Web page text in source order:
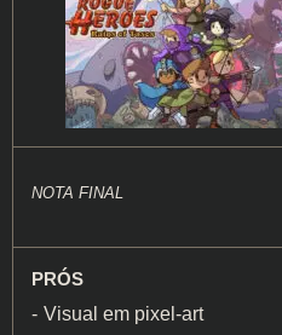
NOTA FINAL
PRÓS
Visual em pixel-art